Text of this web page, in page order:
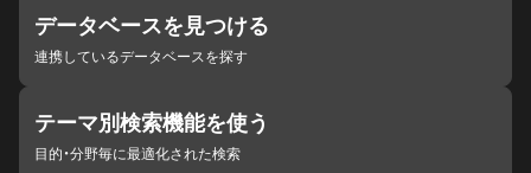
データベースを見つける
連携しているデータベースを探す
テーマ別検索機能を使う
目的・分野毎に最適化された検索